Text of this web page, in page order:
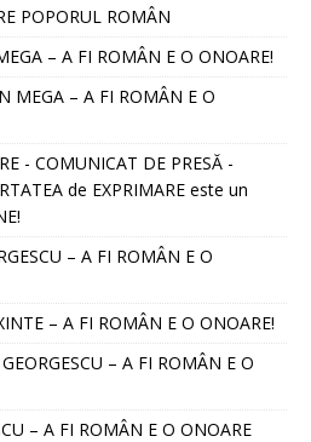
POPORUL ROMÂN
– A FI ROMÂN E O ONOARE!
MEGA – A FI ROMÂN E O
- COMUNICAT DE PRESĂ -
de EXPRIMARE este un
– A FI ROMÂN E O
– A FI ROMÂN E O ONOARE!
– A FI ROMÂN E O
– A FI ROMÂN E O ONOARE